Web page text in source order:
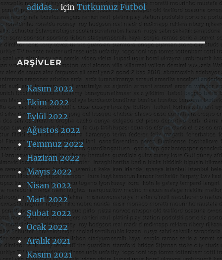
adidas… içinTutkumuz Futbol
ARŞIVLER
Kasım 2022
Ekim 2022
Eylül 2022
Ağustos 2022
Temmuz 2022
Haziran 2022
Mayıs 2022
Nisan 2022
Mart 2022
Şubat 2022
Ocak 2022
Aralık 2021
Kasım 2021